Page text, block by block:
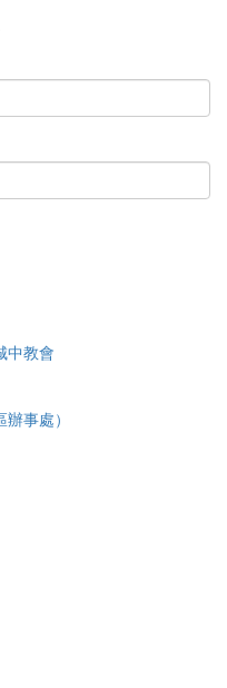
中教會
事處）